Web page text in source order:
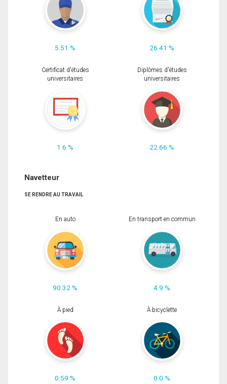
5.51 % 26.41 %
Certificat d'études
universitaires
1.6 %
Diplômes d'études
universitaires
22.66 %
Navetteur
SE RENDRE AU TRAVAIL
En auto
90.32 %
En transport en commun
4.9 %
À pied
0.59 %
À bicyclette
0.0 %